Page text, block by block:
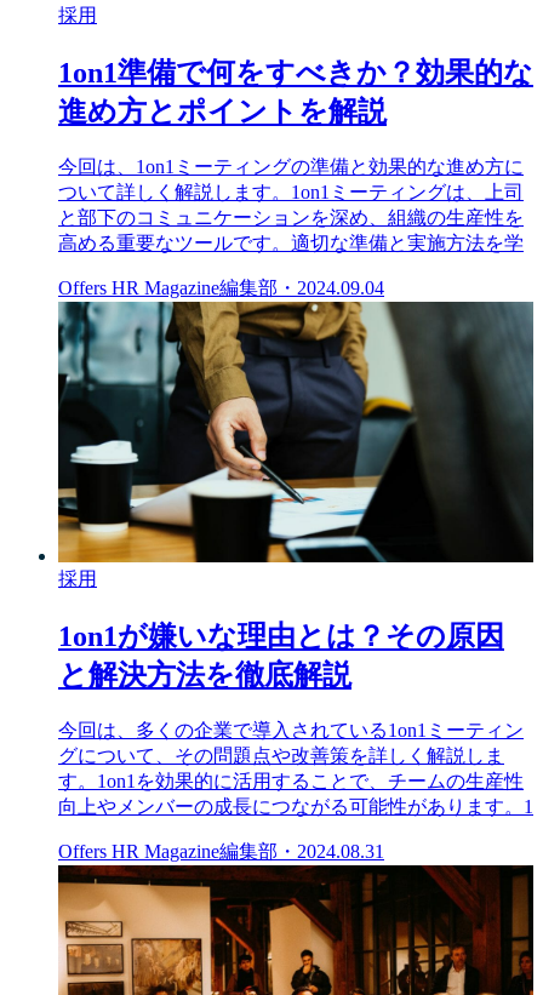
採用
1on1準備で何をすべきか？効果的な
進め方とポイントを解説
今回は、1on1ミーティングの準備と効果的な進め方に
ついて詳しく解説します。1on1ミーティングは、上司
と部下のコミュニケーションを深め、組織の生産性を
高める重要なツールです。適切な準備と実施方法を学
Offers HR Magazine編集部 ・ 2024.09.04
採用
1on1が嫌いな理由とは？その原因
と解決方法を徹底解説
今回は、多くの企業で導入されている1on1ミーティン
グについて、その問題点や改善策を詳しく解説しま
す。1on1を効果的に活用することで、チームの生産性
向上やメンバーの成長につながる可能性があります。1
Offers HR Magazine編集部 ・ 2024.08.31